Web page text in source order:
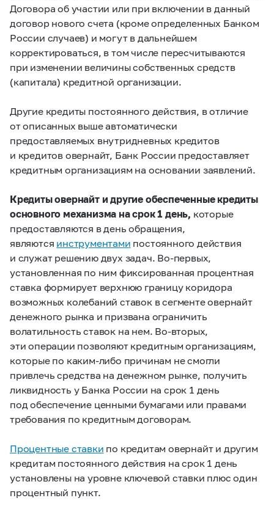
Договора об участии или при включении в данный
договор нового счета (кроме определенных Банком
России случаев) и могут в дальнейшем
корректироваться, в том числе пересчитываются
при изменении величины собственных средств
(капитала) кредитной организации.
Другие кредиты постоянного действия, в отличие
от описанных выше автоматически
предоставляемых внутридневных кредитов
и кредитов овернайт, Банк России предоставляет
кредитным организациям на основании заявлений.
Кредиты овернайт и другие обеспеченные кредиты
основного механизма на срок 1 день, которые
предоставляются в день обращения,
являются инструментами постоянного действия
и служат решению двух задач. Во-первых,
установленная по ним фиксированная процентная
ставка формирует верхнюю границу коридора
возможных колебаний ставок в сегменте овернайт
денежного рынка и призвана ограничить
волатильность ставок на нем. Во-вторых,
эти операции позволяют кредитным организациям,
которые по каким-либо причинам не смогли
привлечь средства на денежном рынке, получить
ликвидность у Банка России на срок 1 день
под обеспечение ценными бумагами или правами
требования по кредитным договорам.
Процентные ставки по кредитам овернайт и другим
кредитам постоянного действия на срок 1 день
установлены на уровне ключевой ставки плюс один
процентный пункт.